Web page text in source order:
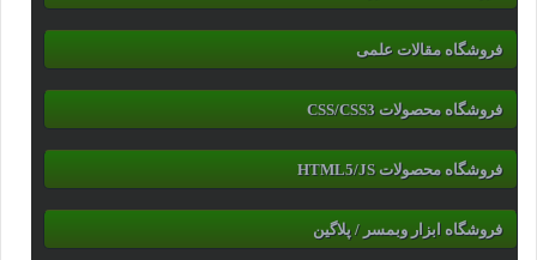
فروشگاه مقالات علمی
فروشگاه محصولات CSS/CSS3
فروشگاه محصولات HTML5/JS
فروشگاه ابزار وبمسر / پلاگین